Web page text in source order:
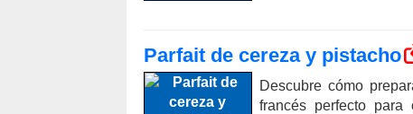
Parfait de cereza y pistacho
Descubre cómo
francés perfecto